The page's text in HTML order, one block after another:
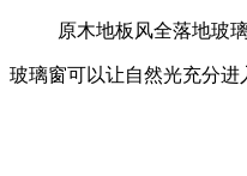
原木地板风全落地玻
玻璃窗可以让自然光充分